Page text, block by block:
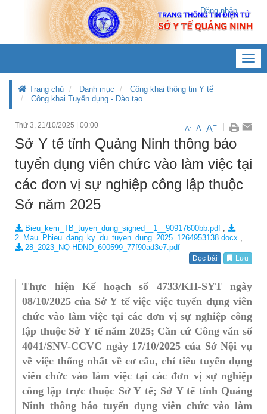
Đăng nhập
Trang chủ Danh mục
Công khai thông tin Y tế
Công khai Tuyển dụng - Đào tạo
Thứ 3, 21/10/2025 00:00 A- A A+
Sở Y tế tỉnh Quảng Ninh thông báo
tuyển dụng viên chức vào làm việc tại
các đơn vị sự nghiệp công lập thuộc
Sở năm 2025
Bieu_kem_TB_tuyen_dung_signed__1__90917600bb.pdf ,
2_Mau_Phieu_dang_ky_du_tuyen_dung_2025_1264953138.docx ,
28_2023_NQ-HDND_600599_77f90ad3e7.pdf
Đọc bài Lưu
Thực hiện Kế hoạch số 4733/KH-SYT ngày
08/10/2025 của Sở Y tế việc việc tuyển dụng viên
chức vào làm việc tại các đơn vị sự nghiệp công
lập thuộc Sở Y tế năm 2025; Căn cứ Công văn số
4041/SNV-CCVC ngày 17/10/2025 của Sở Nội vụ
về việc thống nhất về cơ cấu, chỉ tiêu tuyển dụng
viên chức vào làm việc tại các đơn vị sự nghiệp
công lập trực thuộc Sở Y tế; Sở Y tế tỉnh Quảng
Ninh thông báo tuyển dụng viên chức vào làm